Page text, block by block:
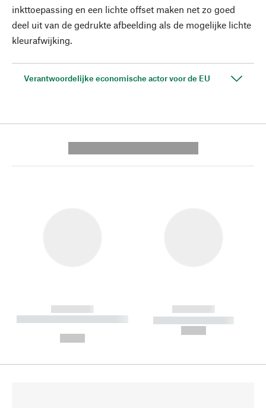
inkttoepassing en een lichte offset maken net zo goed
deel uit van de gedrukte afbeelding als de mogelijke lichte
kleurafwijking.
Verantwoordelijke economische actor voor de EU
------------
----------- ----------- --------
------------
----------- -----------